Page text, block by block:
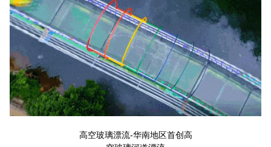
高空玻璃漂流-华南地区首创高